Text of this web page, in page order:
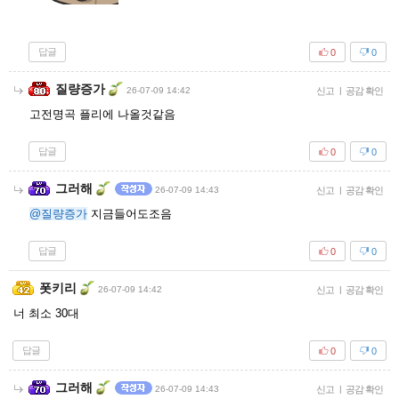
답글 0
0
질량증가 26-07-09 14:42 신고 공감 확인
고전명곡 플리에 나올것같음
답글 0
0
그러해 26-07-09 14:43 신고 공감 확인
@질량증가 지금들어도조음
답글 0
0
폿키리 26-07-09 14:42 신고 공감 확인
너 최소 30대
답글 0
0
그러해 26-07-09 14:43 신고 공감 확인